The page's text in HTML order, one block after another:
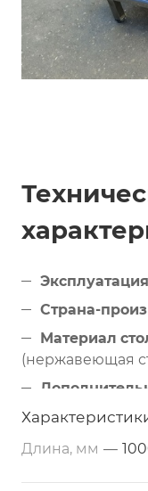
Страна-
Материал
(нержавеющая
нержавеющей
Длина, мм —